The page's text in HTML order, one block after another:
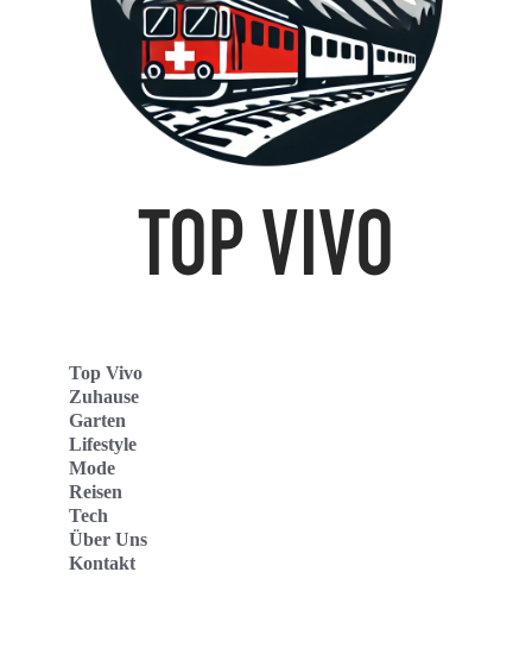
Top Vivo
Zuhause
Garten
Lifestyle
Mode
Reisen
Tech
Über Uns
Kontakt